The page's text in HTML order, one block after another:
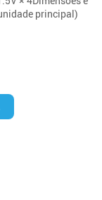
principal)